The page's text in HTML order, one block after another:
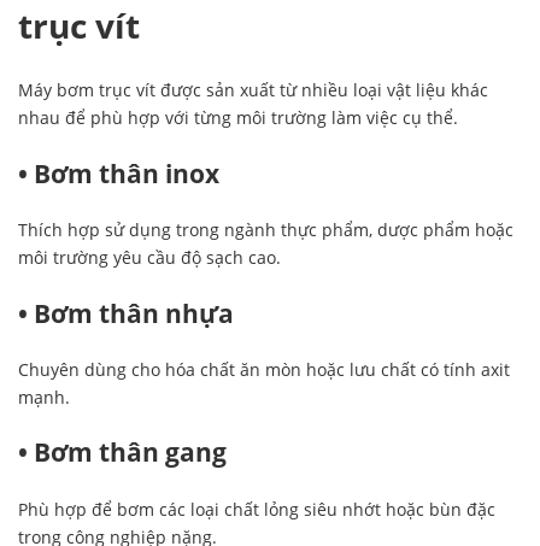
trục vít
Máy bơm trục vít được sản xuất từ nhiều loại vật liệu khác
nhau để phù hợp với từng môi trường làm việc cụ thể.
• Bơm thân inox
Thích hợp sử dụng trong ngành thực phẩm, dược phẩm hoặc
môi trường yêu cầu độ sạch cao.
• Bơm thân nhựa
Chuyên dùng cho hóa chất ăn mòn hoặc lưu chất có tính axit
mạnh.
• Bơm thân gang
Phù hợp để bơm các loại chất lỏng siêu nhớt hoặc bùn đặc
trong công nghiệp nặng.